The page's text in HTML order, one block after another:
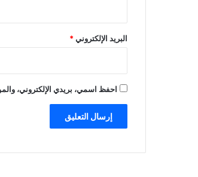
البريد الإلكتروني*
احفظ اسمي، بريدي الإلكتروني،